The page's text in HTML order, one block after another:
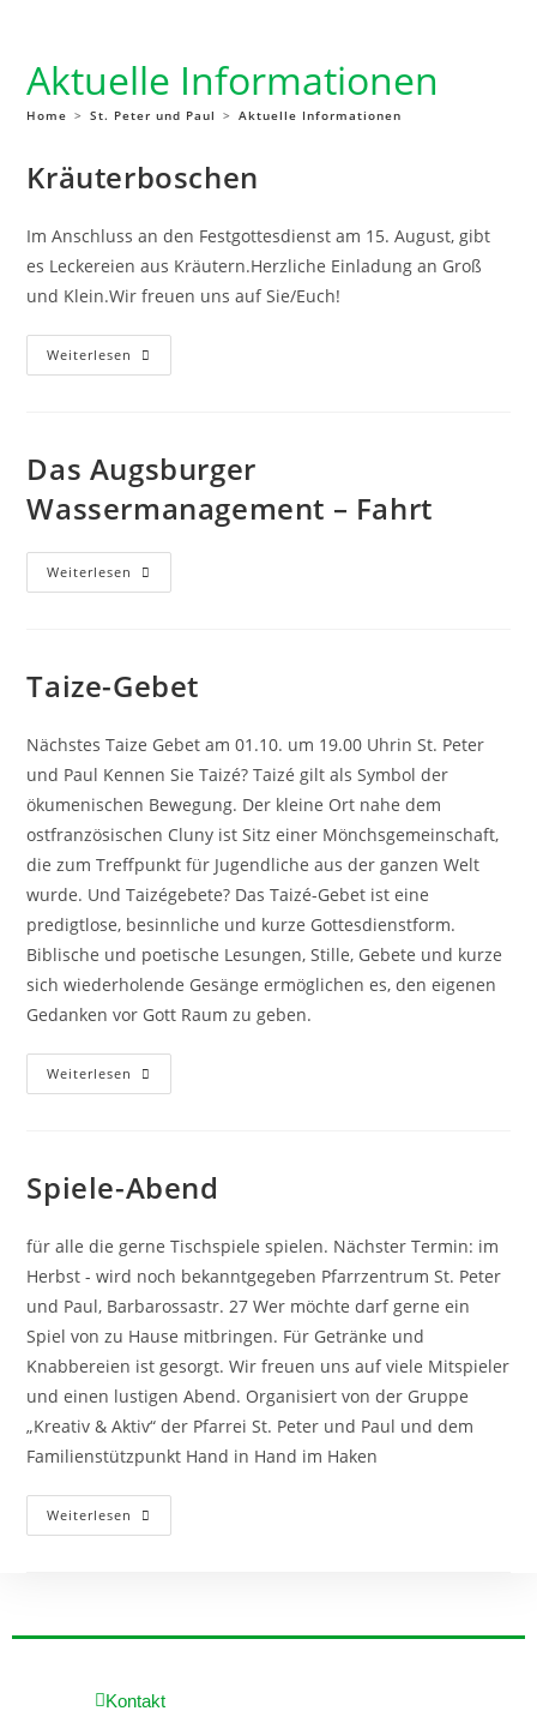
Aktuelle Informationen
Home > St. Peter und Paul > Aktuelle Informationen
Kräuterboschen
Im Anschluss an den Festgottesdienst am 15. August, gibt
es Leckereien aus Kräutern.Herzliche Einladung an Groß
und Klein.Wir freuen uns auf Sie/Euch!
Weiterlesen
Das Augsburger
Wassermanagement – Fahrt
Weiterlesen
Taize-Gebet
Nächstes Taize Gebet am 01.10. um 19.00 Uhrin St. Peter
und Paul Kennen Sie Taizé? Taizé gilt als Symbol der
ökumenischen Bewegung. Der kleine Ort nahe dem
ostfranzösischen Cluny ist Sitz einer Mönchsgemeinschaft,
die zum Treffpunkt für Jugendliche aus der ganzen Welt
wurde. Und Taizégebete? Das Taizé-Gebet ist eine
predigtlose, besinnliche und kurze Gottesdienstform.
Biblische und poetische Lesungen, Stille, Gebete und kurze
sich wiederholende Gesänge ermöglichen es, den eigenen
Gedanken vor Gott Raum zu geben.
Weiterlesen
Spiele-Abend
für alle die gerne Tischspiele spielen. Nächster Termin: im
Herbst - wird noch bekanntgegeben Pfarrzentrum St. Peter
und Paul, Barbarossastr. 27 Wer möchte darf gerne ein
Spiel von zu Hause mitbringen. Für Getränke und
Knabbereien ist gesorgt. Wir freuen uns auf viele Mitspieler
und einen lustigen Abend. Organisiert von der Gruppe
„Kreativ & Aktiv“ der Pfarrei St. Peter und Paul und dem
Familienstützpunkt Hand in Hand im Haken
Weiterlesen
Kontakt